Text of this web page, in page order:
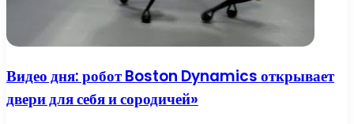
Видео дня: робот Boston Dynamics открывает
двери для себя и сородичей»